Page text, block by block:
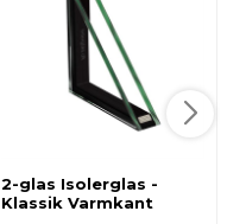
2-glas Isolerglas -
Klassik Varmkant